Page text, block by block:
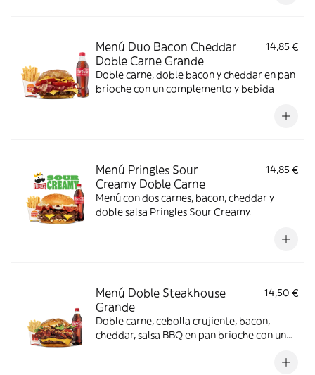
Menú Duo Bacon Cheddar
Doble Carne Grande
14,85 €
Doble carne, doble bacon y cheddar en pan
brioche con un complemento y bebida
Menú Pringles Sour
Creamy Doble Carne
14,85 €
Menú con dos carnes, bacon, cheddar y
doble salsa Pringles Sour Creamy.
Menú Doble Steakhouse
Grande
14,50 €
Doble carne, cebolla crujiente, bacon,
cheddar, salsa BBQ en pan brioche con un